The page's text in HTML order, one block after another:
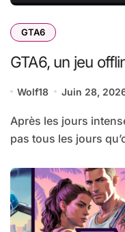
GTA6
GTA6, un jeu
Wolf18 Juin 28,
Après les jours intenses que nous avons connu, c’est
pas tous les jours